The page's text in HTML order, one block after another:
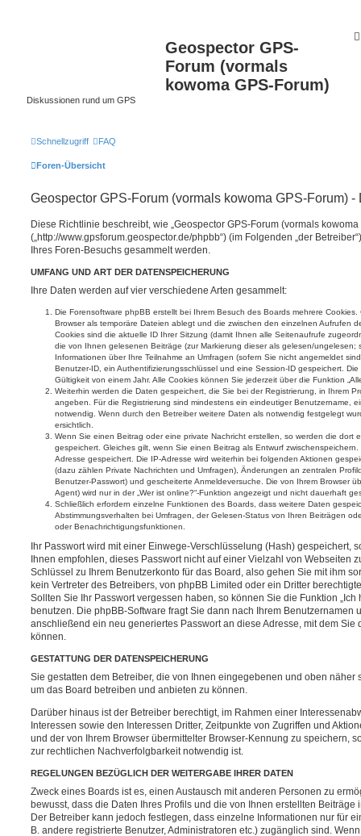
Geospector GPS-
Forum (vormals
kowoma GPS-Forum)
Diskussionen rund um GPS
Schnellzugriff FAQ
Foren-Übersicht
Geospector GPS-Forum (vormals kowoma GPS-Forum)
Diese Richtlinie beschreibt, wie „Geospector GPS-Forum (vormals kowoma
(„http://www.gpsforum.geospector.de/phpbb“) (im Folgenden „der
Ihres Foren-Besuchs gesammelt werden.
UMFANG UND ART DER DATENSPEICHERUNG
Ihre Daten werden auf vier verschiedene Arten gesammelt:
Die Forensoftware phpBB erstellt bei Ihrem Besuch des Boards mehrere
Browser als temporäre Dateien ablegt und die zwischen den einzelnen Aufrufen
Cookies sind die aktuelle ID Ihrer Sitzung (damit Ihnen alle Seitenaufrufe
die von Ihnen gelesenen Beiträge (zur Markierung dieser als gelesen/ungelesen;
Informationen über Ihre Teilnahme an Umfragen (sofern Sie nicht angemeldet
Benutzer-ID, ein Authentifizierungsschlüssel und eine Session-ID gespeichert.
Gültigkeit von einem Jahr. Alle Cookies können Sie jederzeit über die Funktion
Weiterhin werden die Daten gespeichert, die Sie bei der Registrierung, in Ihrem
angeben. Für die Registrierung sind mindestens ein eindeutiger Benutzername,
notwendig. Wenn durch den Betreiber weitere Daten als notwendig festgelegt
ersichtlich.
Wenn Sie einen Beitrag oder eine private Nachricht erstellen, so werden die dort
gespeichert. Gleiches gilt, wenn Sie einen Beitrag als Entwurf
Adresse gespeichert. Die IP-Adresse wird weiterhin bei folgenden Aktionen
(dazu zählen Private Nachrichten und Umfragen), Änderungen an zentralen
Benutzer-Passwort) und gescheiterte Anmeldeversuche. Die von Ihrem Browser
Agent) wird nur in der „Wer ist online?“-Funktion angezeigt und nicht dauerhaft
Schließlich erfordern einzelne Funktionen des Boards, dass weitere Daten
Abstimmungsverhalten bei Umfragen, der Gelesen-Status von Ihren Beiträgen
oder Benachrichtigungsfunktionen.
Ihr Passwort wird mit einer Einwege-Verschlüsselung (Hash) gespeichert,
Ihnen empfohlen, dieses Passwort nicht auf einer Vielzahl von Webseiten
Schlüssel zu Ihrem Benutzerkonto für das Board, also gehen Sie mit ihm
kein Vertreter des Betreibers, von phpBB Limited oder ein Dritter
Sollten Sie Ihr Passwort vergessen haben, so können Sie die Funktion „Ich
benutzen. Die phpBB-Software fragt Sie dann nach Ihrem Benutzernamen
anschließend ein neu generiertes Passwort an diese Adresse, mit dem Sie
können.
GESTATTUNG DER DATENSPEICHERUNG
Sie gestatten dem Betreiber, die von Ihnen eingegebenen und oben näher
um das Board betreiben und anbieten zu können.
Darüber hinaus ist der Betreiber berechtigt, im Rahmen einer
Interessen sowie den Interessen Dritter, Zeitpunkte von Zugriffen und
und der von Ihrem Browser übermittelter Browser-Kennung zu speichern,
zur rechtlichen Nachverfolgbarkeit notwendig ist.
REGELUNGEN BEZÜGLICH DER WEITERGABE IHRER DATEN
Zweck eines Boards ist es, einen Austausch mit anderen Personen zu
bewusst, dass die Daten Ihres Profils und die von Ihnen erstellten
Der Betreiber kann jedoch festlegen, dass einzelne Informationen nur für
B. andere registrierte Benutzer, Administratoren etc.) zugänglich sind.